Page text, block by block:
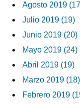
Agosto 2019
Julio 2019 (19)
Junio 2019 (20)
Mayo 2019 (24)
Abril 2019 (19)
Marzo 2019 (18)
Febrero 2019